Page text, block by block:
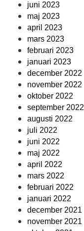
juni 2023
maj 2023
april 2023
mars 2023
februari 2023
januari 2023
december 2022
november 2022
oktober 2022
september 2022
augusti 2022
juli 2022
juni 2022
maj 2022
april 2022
mars 2022
februari 2022
januari 2022
december 2021
november 2021